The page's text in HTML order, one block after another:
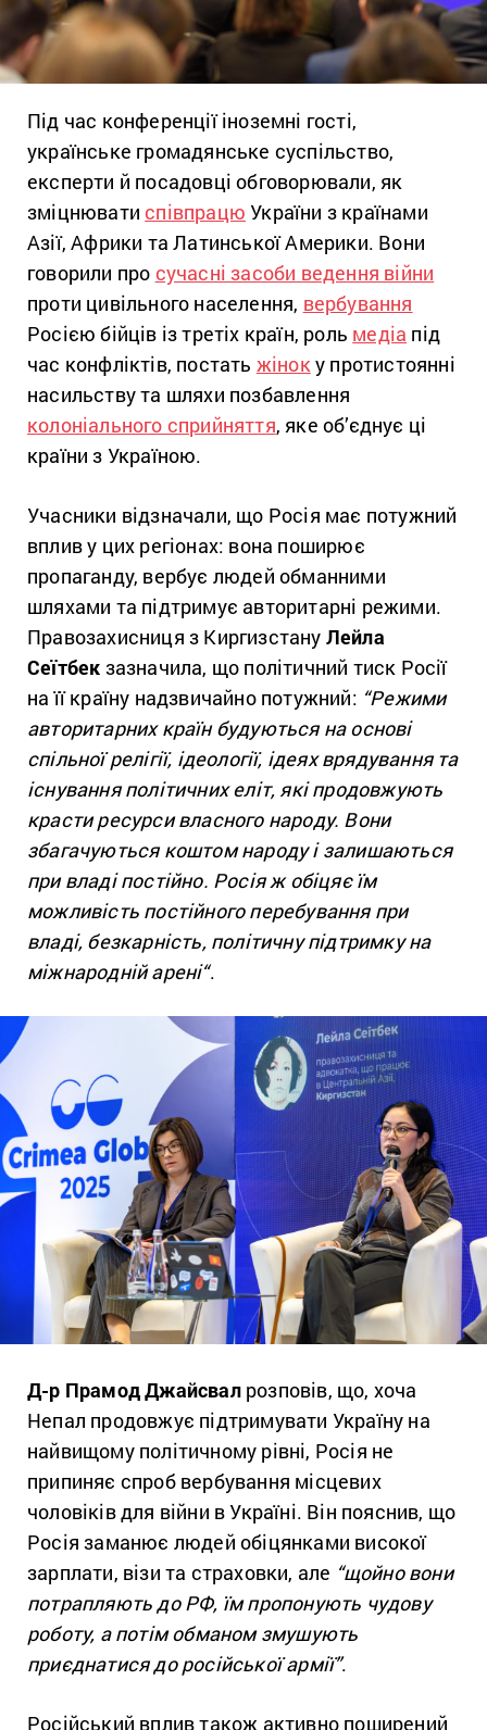
Під час конференції іноземні гості,
українське громадянське суспільство,
експерти й посадовці обговорювали, як
зміцнювати співпрацю України з країнами
Азії, Африки та Латинської Америки. Вони
говорили про сучасні засоби ведення війни
проти цивільного населення, вербування
Росією бійців із третіх країн, роль медіа під
час конфліктів, постать жінок у протистоянні
насильству та шляхи позбавлення
колоніального сприйняття, яке об’єднує ці
країни з Україною.
Учасники відзначали, що Росія має потужний
вплив у цих регіонах: вона поширює
пропаганду, вербує людей обманними
шляхами та підтримує авторитарні режими.
Правозахисниця з Киргизстану Лейла
Сеїтбек зазначила, що політичний тиск Росії
на її країну надзвичайно потужний: “Режими
авторитарних країн будуються на основі
спільної релігії, ідеології, ідеях врядування та
існування політичних еліт, які продовжують
красти ресурси власного народу. Вони
збагачуються коштом народу і залишаються
при владі постійно. Росія ж обіцяє їм
можливість постійного перебування при
владі, безкарність, політичну підтримку на
міжнародній арені“.
Д-р Прамод Джайсвалрозповів, що, хоча
Непал продовжує підтримувати Україну на
найвищому політичному рівні, Росія не
припиняє спроб вербування місцевих
чоловіків для війни в Україні. Він пояснив, що
Росія заманює людей обіцянками високої
зарплати, візи та страховки, але “щойно вони
потрапляють до РФ, їм пропонують чудову
роботу, а потім обманом змушують
приєднатися до російської армії”.
Російський вплив також активно поширений